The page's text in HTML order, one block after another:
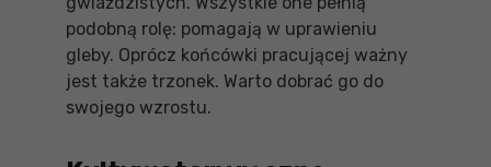
podobną rolę: pomagają w uprawieniu
gleby. Oprócz końcówki pracującej ważny
jest także trzonek. Warto dobrać go do
swojego wzrostu.